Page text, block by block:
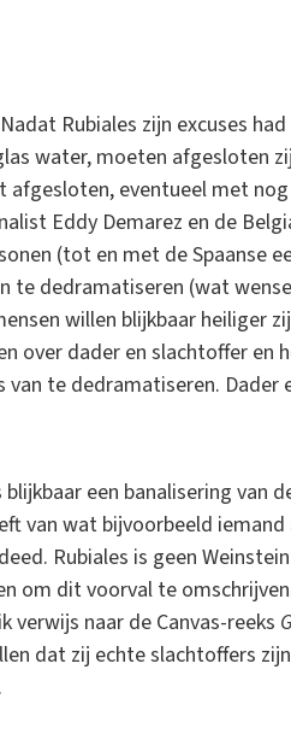
Rubiales zijn excuses
water, moeten afgesloten
eventueel met
Eddy Demarez en de
(tot en met de Spaanse
te dedramatiseren (wat
willen blijkbaar heiliger
over dader en slachtoffer en
te dedramatiseren. Dader
een banalisering van
van wat bijvoorbeeld
Rubiales is geen
om dit voorval te
verwijs naar de Canvas-reeks
dat zij echte slachtoffers